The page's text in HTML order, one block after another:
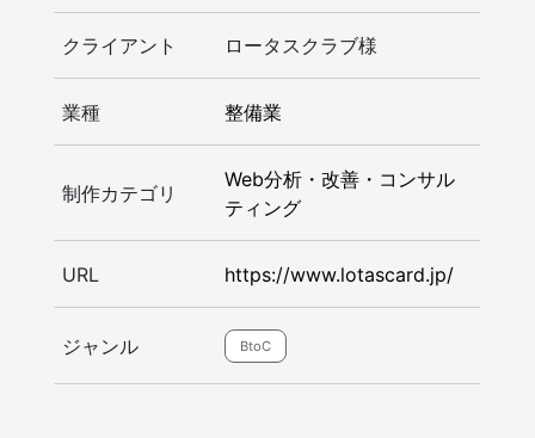
クライアント ロータスクラブ様
業種 整備業
制作カテゴリ
Web分析・改善・コンサル
ティング
URL https://www.lotascard.jp/
ジャンル BtoC